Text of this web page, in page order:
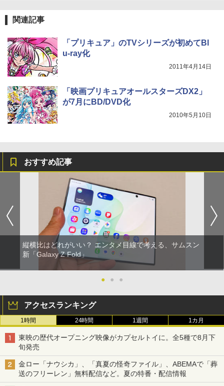
関連記事
「プリキュア」のTVシリーズが初めてBl
u-ray化
2011年4月14日
「映画プリキュアオールスターズDX2」
が7月にBD/DVD化
2010年5月10日
おすすめ記事
縦横比はどれがいい？ エンタメ目線で考える、サムスン
新「Galaxy Z Fold」
● ● ●
アクセスランキング
1時間 24時間 1週間 1カ月
東映の歴代オープニング映像がカプセルトイに。全5種で8月下
旬発売
金ロー「ナウシカ」、「真夏の怪奇ファイル」、ABEMAで「葬
送のフリーレン」無料配信など。夏の特番・配信情報